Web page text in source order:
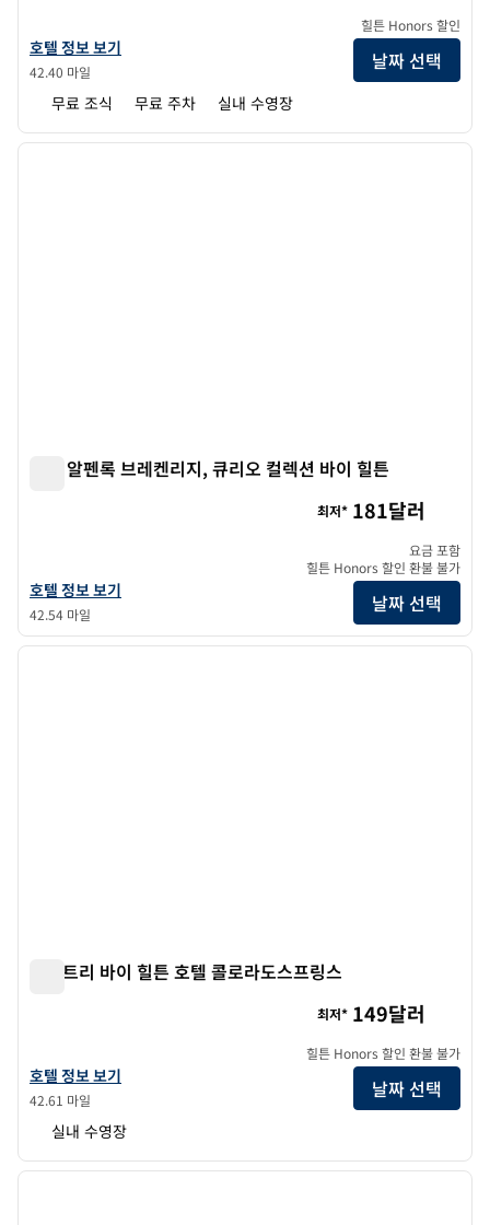
홈2 스위트 바이 힐튼 콜로라도 스프링스 사우스의 호텔 정보 보기
호텔 정보 보기
42.40 마일
힐튼 Honors 할인
날짜 선택
무료 조식 무료 주차 실내 수영장
1/12
1/12
이전 이미지 다음
호텔 알펜록 브레켄리지, 큐리오 컬렉션 바이 힐튼
호텔 알펜록 브레켄리지, 큐리오 컬렉션 바이 힐튼의 호텔 정보 보기
호텔 정보 보기
42.54 마일
최저* 181달러
요금 포함
힐튼 Honors 할인 환불 불가
날짜 선택
1/12
1/12
이전 이미지 다음
더블트리 바이 힐튼 호텔 콜로라도스프링스
더블트리 바이 힐튼 호텔 콜로라도 스프링스의 호텔 정보 보기
호텔 정보 보기
42.61 마일
최저* 149달러
힐튼 Honors 할인 환불 불가
날짜 선택
실내 수영장
1/12
1/12
이전 이미지 다음